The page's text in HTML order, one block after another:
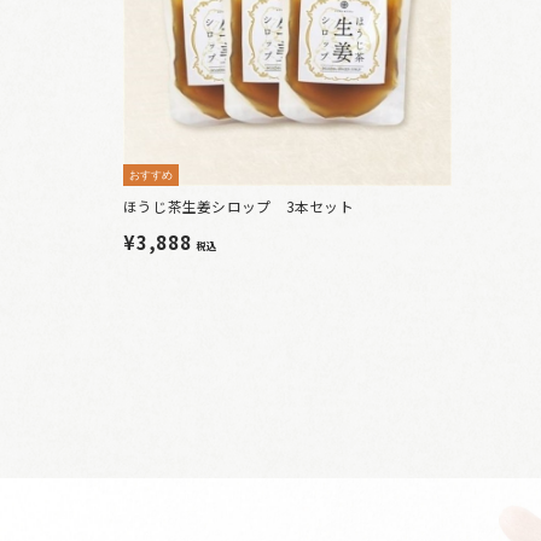
おすすめ
ほうじ茶生姜シロップ 3本セット
¥3,888税込